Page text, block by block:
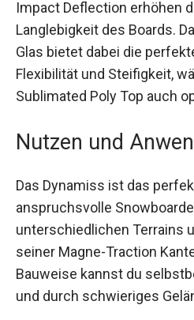
Die internen Birke-
Tip/Tail Impact Deflection
und Langlebigkeit des
Faser-Glas bietet dabei die
ECO Sublimated Poly Top
Nutzen und
Das Dynamiss ist das
anspruchsvolle
unterschiedlichen Terrains